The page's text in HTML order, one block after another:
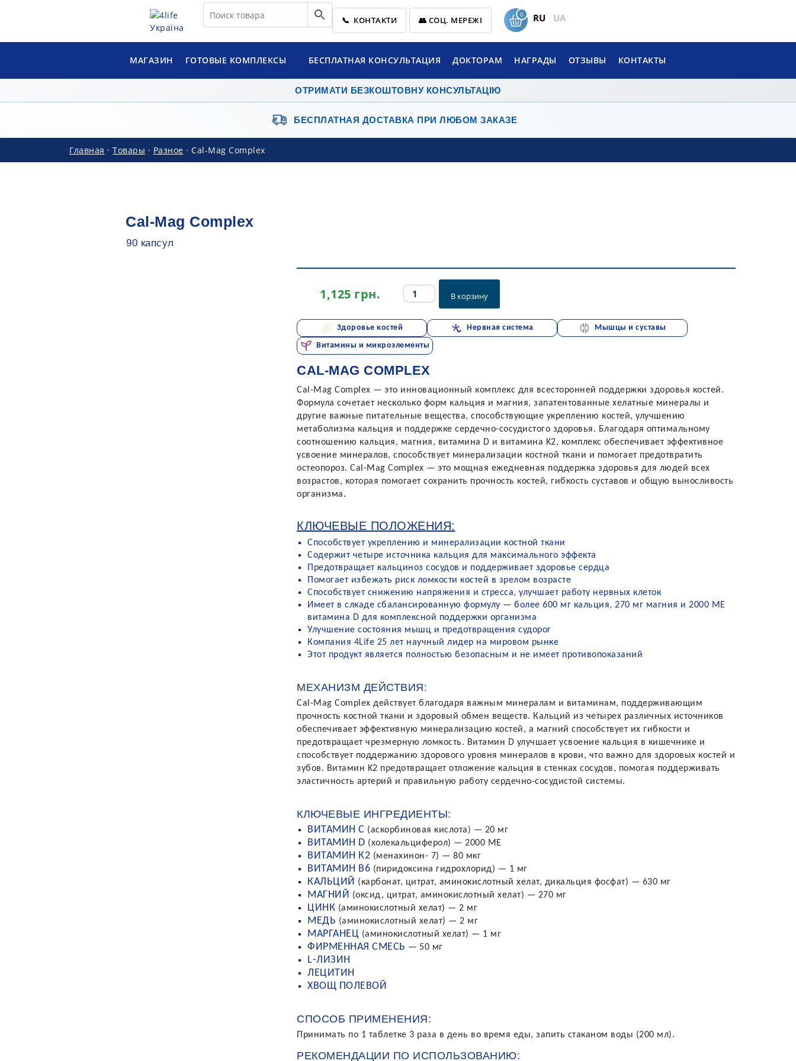
📞 КОНТАКТИ 👥 СОЦ. МЕРЕЖІ
0 RU UA
МАГАЗИН ГОТОВЫЕ КОМПЛЕКСЫ БЕСПЛАТНАЯ КОНСУЛЬТАЦИЯ ДОКТОРАМ НАГРАДЫ ОТЗЫВЫ КОНТАКТЫ
ОТРИМАТИ БЕЗКОШТОВНУ КОНСУЛЬТАЦІЮ
БЕСПЛАТНАЯ ДОСТАВКА ПРИ ЛЮБОМ ЗАКАЗЕ
Главная · Товары · Разное · Cal-Mag Complex
Cal-Mag Complex
90 капсул
1,125 грн.
Mag
quantity
В корзину
Здоровье костей Нервная система
Мышцы и суставы
Витамины и микроэлементы
CAL-MAG COMPLEX
Cal-Mag Complex — это инновационный комплекс для всесторонней поддержки здоровья костей.
Формула сочетает несколько форм кальция и магния, запатентованные хелатные минералы и
другие важные питательные вещества, способствующие укреплению костей, улучшению
метаболизма кальция и поддержке сердечно-сосудистого здоровья. Благодаря оптимальному
соотношению кальция, магния, витамина D и витамина K2, комплекс обеспечивает эффективное
усвоение минералов, способствует минерализации костной ткани и помогает предотвратить
остеопороз. Cal-Mag Complex — это мощная ежедневная поддержка здоровья для людей всех
возрастов, которая помогает сохранить прочность костей, гибкость суставов и общую выносливость
организма.
КЛЮЧЕВЫЕ ПОЛОЖЕНИЯ:
Способствует укреплению и минерализации костной ткани
Содержит четыре источника кальция для максимального эффекта
Предотвращает кальциноз сосудов и поддерживает здоровье сердца
Помогает избежать риск ломкости костей в зрелом возрасте
Способствует снижению напряжения и стресса, улучшает работу нервных клеток
Имеет в слкаде сбалансированную формулу — более 600 мг кальция, 270 мг магния и 2000 МЕ
витамина D для комплексной поддержки организма
Улучшение состояния мышц и предотвращения судорог
Компания 4Life 25 лет научный лидер на мировом рынке
Этот продукт является полностью безопасным и не имеет противопоказаний
МЕХАНИЗМ ДЕЙСТВИЯ:
Cal-Mag Complex действует благодаря важным минералам и витаминам, поддерживающим
прочность костной ткани и здоровый обмен веществ. Кальций из четырех различных источников
обеспечивает эффективную минерализацию костей, а магний способствует их гибкости и
предотвращает чрезмерную ломкость. Витамин D улучшает усвоение кальция в кишечнике и
способствует поддержанию здорового уровня минералов в крови, что важно для здоровых костей и
зубов. Витамин K2 предотвращает отложение кальция в стенках сосудов, помогая поддерживать
эластичность артерий и правильную работу сердечно-сосудистой системы.
КЛЮЧЕВЫЕ ИНГРЕДИЕНТЫ:
ВИТАМИН C (аскорбиновая кислота) — 20 мг
ВИТАМИН D (холекальциферол) — 2000 МЕ
ВИТАМИН К2 (менахинон- 7) — 80 мкг
ВИТАМИН В6 (пиридоксина гидрохлорид) — 1 мг
КАЛЬЦИЙ (карбонат, цитрат, аминокислотный хелат, дикальция фосфат) — 630 мг
МАГНИЙ (оксид, цитрат, аминокислотный хелат) — 270 мг
ЦИНК (аминокислотный хелат) — 2 мг
МЕДЬ (аминокислотный хелат) — 2 мг
МАРГАНЕЦ (аминокислотный хелат) — 1 мг
ФИРМЕННАЯ СМЕСЬ — 50 мг
L-ЛИЗИН
ЛЕЦИТИН
ХВОЩ ПОЛЕВОЙ
СПОСОБ ПРИМЕНЕНИЯ:
Принимать по 1 таблетке 3 раза в день во время еды, запить стаканом воды (200 мл).
РЕКОМЕНДАЦИИ ПО ИСПОЛЬЗОВАНИЮ: